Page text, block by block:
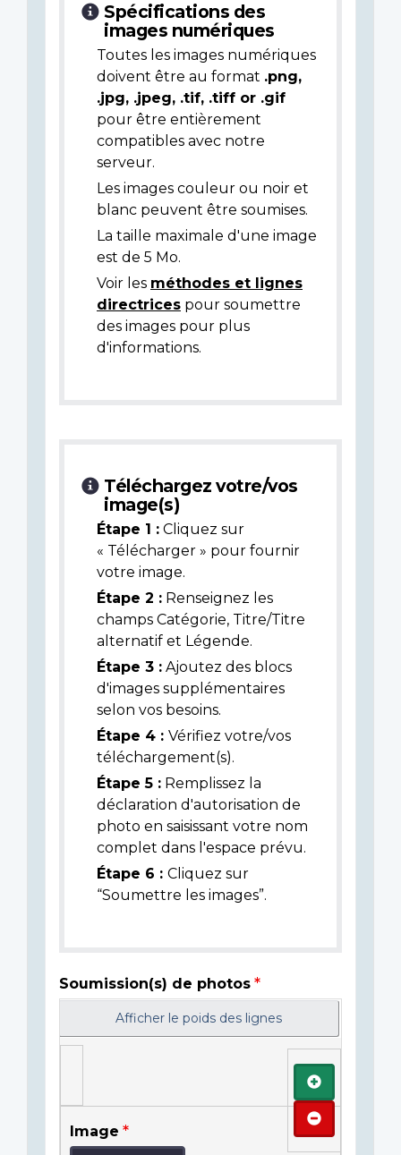
Spécifications des
images numériques
Toutes les images numériques
doivent être au format .png,
.jpg, .jpeg, .tif, .tiff or .gif
pour être entièrement
compatibles avec notre
serveur.
Les images couleur ou noir et
blanc peuvent être soumises.
La taille maximale d'une image
est de 5 Mo.
Voir les méthodes et lignes
directrices pour soumettre
des images pour plus
d'informations.
Téléchargez votre/vos
image(s)
Étape 1 : Cliquez sur
« Télécharger » pour fournir
votre image.
Étape 2 : Renseignez les
champs Catégorie, Titre/Titre
alternatif et Légende.
Étape 3 : Ajoutez des blocs
d'images supplémentaires
selon vos besoins.
Étape 4 : Vérifiez votre/vos
téléchargement(s).
Étape 5 : Remplissez la
déclaration d'autorisation de
photo en saisissant votre nom
complet dans l'espace prévu.
Étape 6 : Cliquez sur
“Soumettre les images”.
Soumission(s) de photos
Afficher le poids des lignes
Image
Ajouter
Retirer